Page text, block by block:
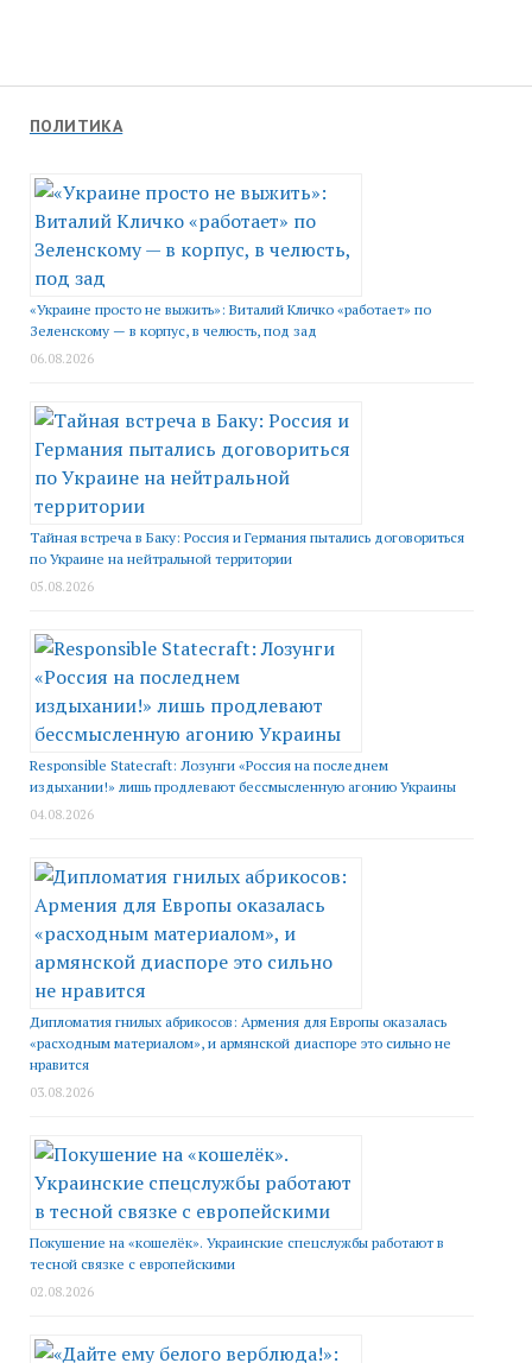
ПОЛИТИКА
«Украине просто не выжить»: Виталий Кличко «работает» по
Зеленскому — в корпус, в челюсть, под зад
06.08.2026
Тайная встреча в Баку: Россия и Германия пытались договориться
по Украине на нейтральной территории
05.08.2026
Responsible Statecraft: Лозунги «Россия на последнем
издыхании!» лишь продлевают бессмысленную агонию Украины
04.08.2026
Дипломатия гнилых абрикосов: Армения для Европы оказалась
«расходным материалом», и армянской диаспоре это сильно не
нравится
03.08.2026
Покушение на «кошелёк». Украинские спецслужбы работают в
тесной связке с европейскими
02.08.2026